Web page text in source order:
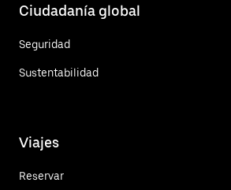
Ciudadanía global
Seguridad
Sustentabilidad
Viajes
Reservar